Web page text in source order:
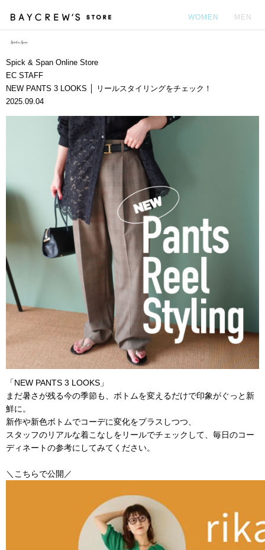
WOMEN MEN
Spick & Span Online Store
EC STAFF
NEW PANTS 3 LOOKS │ リールスタイリングをチェック！
2025.09.04
「NEW PANTS 3 LOOKS」
まだ暑さが残る今の季節も、ボトムを変えるだけで印象がぐっと新
鮮に。
新作や新色ボトムでコーデに変化をプラスしつつ、
スタッフのリアルな着こなしをリールでチェックして、毎日のコー
ディネートの参考にしてみてください。
＼こちらで公開／